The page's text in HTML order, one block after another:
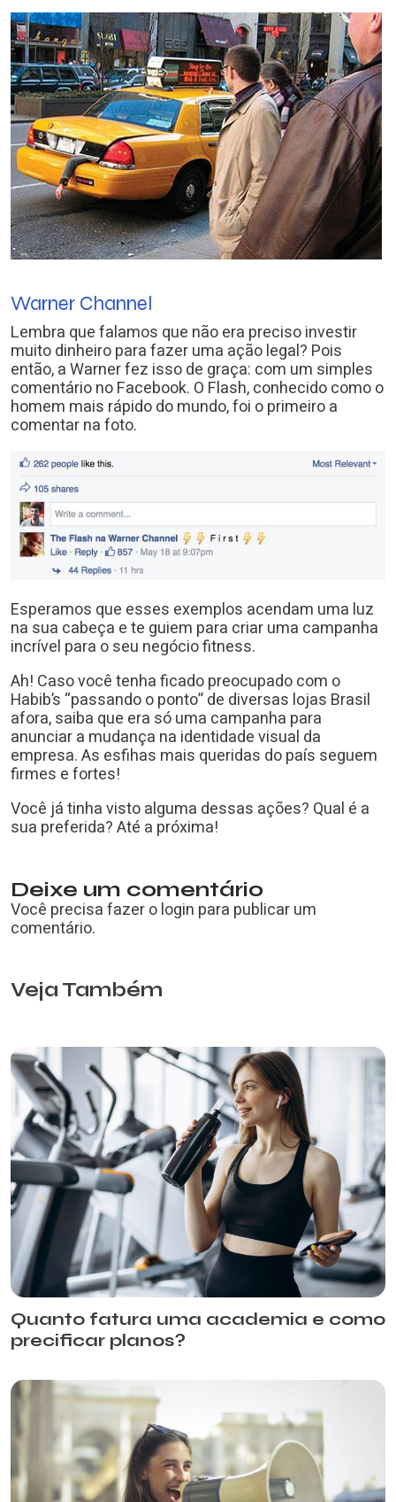
Warner Channel
Lembra que falamos que não era preciso investir
muito dinheiro para fazer uma ação legal? Pois
então, a Warner fez isso de graça: com um simples
comentário no Facebook. O Flash, conhecido como o
homem mais rápido do mundo, foi o primeiro a
comentar na foto.
Esperamos que esses exemplos acendam uma luz
na sua cabeça e te guiem para criar uma campanha
incrível para o seu negócio fitness.
Ah! Caso você tenha ficado preocupado com o
Habib’s “passando o ponto” de diversas lojas Brasil
afora, saiba que era só uma campanha para
anunciar a mudança na identidade visual da
empresa. As esfihas mais queridas do país seguem
firmes e fortes!
Você já tinha visto alguma dessas ações? Qual é a
sua preferida? Até a próxima!
Deixe um comentário
Você precisa fazer ologin para publicar um
comentário.
Veja Também
Quanto fatura uma academia e como
precificar planos?